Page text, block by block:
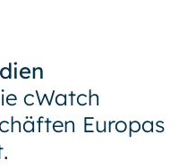
cWatch
Europas